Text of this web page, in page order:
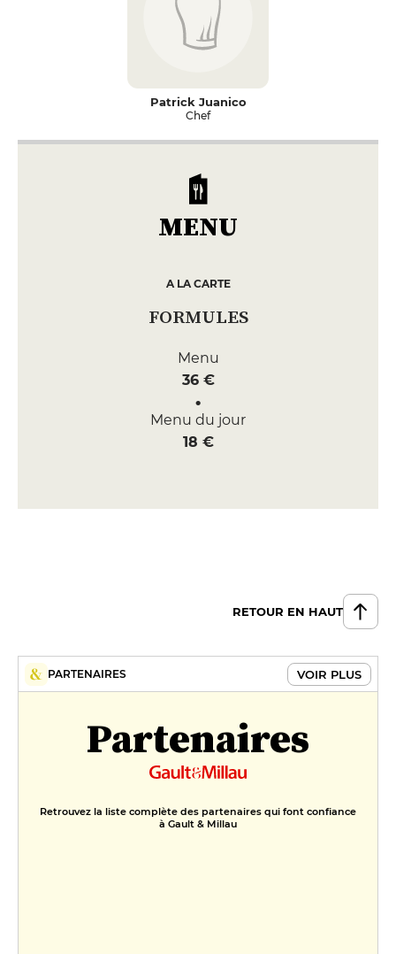
Patrick Juanico
Chef
MENU
A LA CARTE
FORMULES
Menu
36 €
Menu du jour
18 €
RETOUR EN HAUT
PARTENAIRES VOIR PLUS
Partenaires
Retrouvez la liste complète des partenaires qui font confiance
à Gault & Millau